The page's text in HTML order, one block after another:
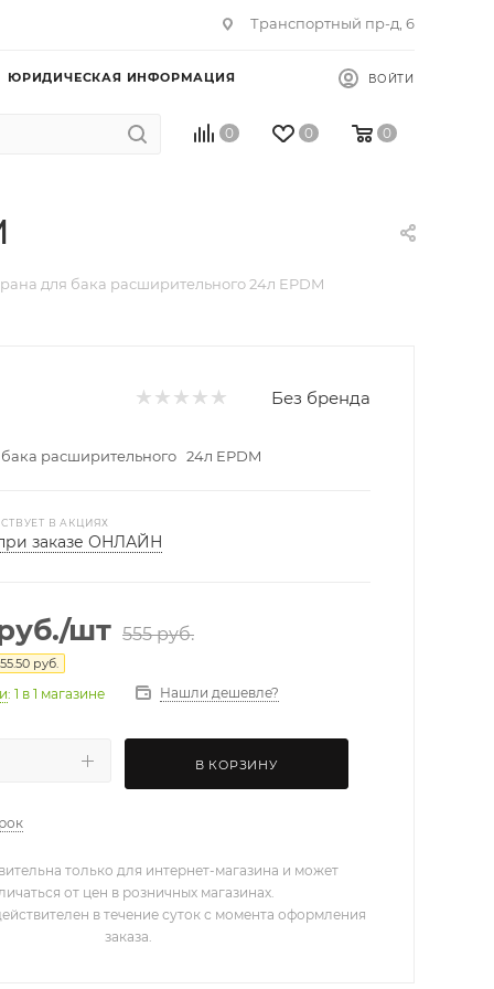
Транспортный пр-д, 6
ЮРИДИЧЕСКАЯ ИНФОРМАЦИЯ ВОЙТИ
0 0 0
для бака расширительного 24л EPDM
Без бренда
расширительного 24л EPDM
В АКЦИЯХ
заказе ОНЛАЙН
/шт 555руб.
55.50 руб.
: 1 в 1 магазине Нашли дешевле?
В КОРЗИНУ
только для интернет-магазина и может
от цен в розничных магазинах.
в течение суток с момента оформления
заказа.